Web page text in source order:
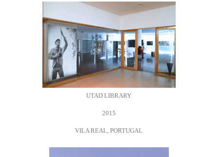
UTAD LIBRARY
2015
VILA REAL, PORTUGAL